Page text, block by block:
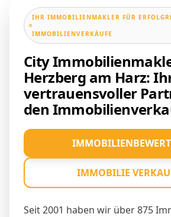
IHR IMMOBILIENMAKLER FÜR
IMMOBILIENVERKÄUFE
City
Herzberg am Harz:
vertrauensvoller
den
Seit 2001 haben wir über 875
IMMOBILIE